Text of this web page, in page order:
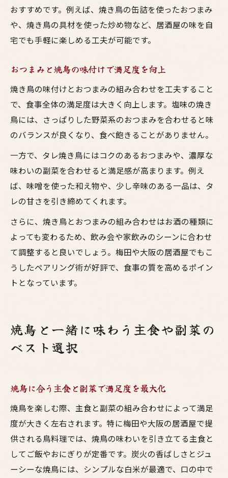
おすすめです。例えば、焼き鳥の缶詰を使ったおつまみ
や、焼き鳥の具材を使った炒め物など、居酒屋の味を自
宅でも手軽に楽しめる工夫が可能です。
おつまみと焼鳥の味付けで満足度を向上
焼き鳥の味付けとおつまみの組み合わせを工夫すること
で、食事全体の満足度は大きく向上します。塩味の焼き
鳥には、さっぱりした野菜系のおつまみを合わせると味
のバランスが良くなり、食べ飽きることがありません。
一方で、タレ焼き鳥にはコクのあるおつまみや、濃厚な
味わいの副菜を合わせると満足感が高まります。例え
ば、味噌を使った和え物や、少し辛味のある一品は、タ
レの甘さを引き締めてくれます。
さらに、焼き鳥とおつまみの組み合わせはお酒の種類に
よっても変わるため、飲み会や家飲みのシーンに合わせ
て調整すると良いでしょう。梅田や大阪の居酒屋でもこ
うしたペアリング術が好評で、食事の質を高めるポイン
トとなっています。
焼鳥と一緒に味わう主食や副菜の
ベスト選択
焼鳥に合う主食と副菜で満足度を最大化
焼鳥を楽しむ際、主食と副菜の組み合わせによって満足
度が大きく左右されます。特に梅田や大阪の居酒屋で提
供される鳥料理では、焼鳥の味わいを引き立てる主食と
してご飯やおにぎりが定番です。炭火の香ばしさとジュ
ーシーな焼鳥には、シンプルな白米が最適で、口の中で